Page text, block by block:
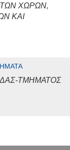
ΧΩΡΩΝ,
ΚΑΙ
ΤΜΗΜΑΤΟΣ